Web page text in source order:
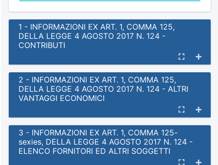
1 - INFORMAZIONI EX ART. 1, COMMA 125,
DELLA LEGGE 4 AGOSTO 2017 N. 124 -
CONTRIBUTI
2 - INFORMAZIONI EX ART. 1, COMMA 125,
DELLA LEGGE 4 AGOSTO 2017 N. 124 - ALTRI
VANTAGGI ECONOMICI
3 - INFORMAZIONI EX ART. 1, COMMA 125-
sexies, DELLA LEGGE 4 AGOSTO 2017 N. 124 -
ELENCO FORNITORI ED ALTRI SOGGETTI